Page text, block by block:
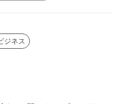
ジネス